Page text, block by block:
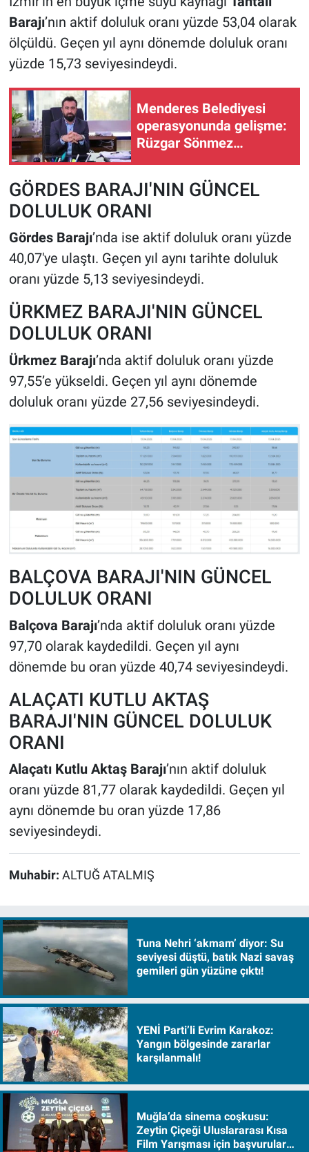
Barajı’nın aktif doluluk oranı yüzde 53,04 olarak
ölçüldü. Geçen yıl aynı dönemde doluluk oranı
yüzde 15,73 seviyesindeydi.
Menderes Belediyesi
operasyonunda gelişme:
Rüzgar Sönmez
GÖRDES BARAJI'NIN GÜNCEL
DOLULUK ORANI
Gördes Barajı’nda ise aktif doluluk oranı yüzde
40,07'ye ulaştı. Geçen yıl aynı tarihte doluluk
oranı yüzde 5,13 seviyesindeydi.
ÜRKMEZ BARAJI'NIN GÜNCEL
DOLULUK ORANI
Ürkmez Barajı’nda aktif doluluk oranı yüzde
97,55’e yükseldi. Geçen yıl aynı dönemde
doluluk oranı yüzde 27,56 seviyesindeydi.
BALÇOVA BARAJI'NIN GÜNCEL
DOLULUK ORANI
Balçova Barajı’nda aktif doluluk oranı yüzde
97,70 olarak kaydedildi. Geçen yıl aynı
dönemde bu oran yüzde 40,74 seviyesindeydi.
ALAÇATI KUTLU AKTAŞ
BARAJI'NIN GÜNCEL DOLULUK
ORANI
Alaçatı Kutlu Aktaş Barajı’nın aktif doluluk
oranı yüzde 81,77 olarak kaydedildi. Geçen yıl
aynı dönemde bu oran yüzde 17,86
seviyesindeydi.
Muhabir: ALTUĞ ATALMIŞ
Tuna Nehri ‘akmam’ diyor: Su
seviyesi düştü, batık Nazi savaş
gemileri gün yüzüne çıktı!
YENİ Parti’li Evrim Karakoz:
Yangın bölgesinde zararlar
karşılanmalı!
Muğla’da sinema coşkusu:
Zeytin Çiçeği Uluslararası Kısa
Film Yarışması için başvurular